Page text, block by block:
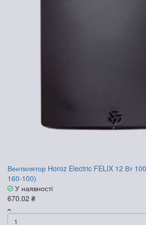
Вентилятор Horoz Electric FELIX 12 Вт
160-100)
У наявності
670.02 ₴